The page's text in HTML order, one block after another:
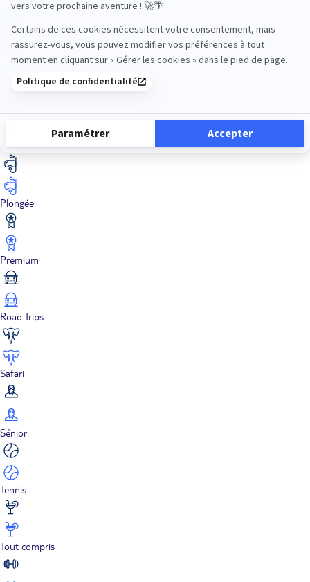
Luxe
Neige
Plongée
Premium
Road Trips
Safari
Sénior
Tennis
Tout compris